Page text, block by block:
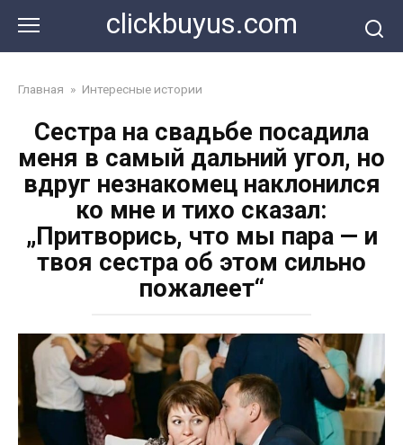
контенту
clickbuyus.com
Главная » Интересные истории
Сестра на свадьбе посадила
меня в самый дальний угол, но
вдруг незнакомец наклонился
ко мне и тихо сказал:
„Притворись, что мы пара — и
твоя сестра об этом сильно
пожалеет“